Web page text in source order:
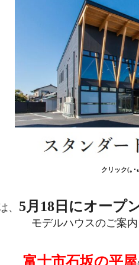
クリック(｡･
、 5月18日にオープ
モデルハウスのご案
富士市石坂の平屋